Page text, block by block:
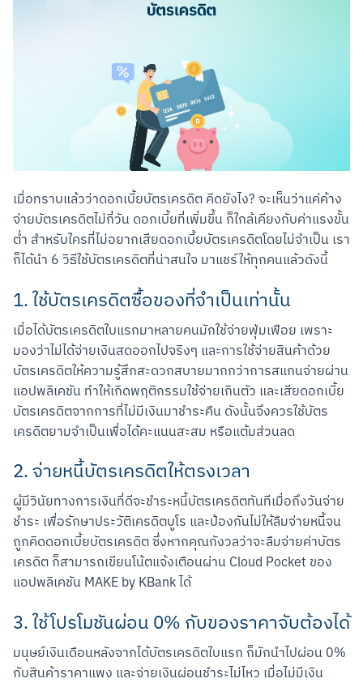
เมื่อทราบแล้วว่าดอกเบี้ยบัตรเครดิต คิดยังไง? จะเห็นว่าแค่ค้าง
จ่ายบัตรเครดิตไม่กี่วัน ดอกเบี้ยที่เพิ่มขึ้น ก็ใกล้เคียงกับค่าแรงขั้น
ต่ำ สำหรับใครที่ไม่อยากเสียดอกเบี้ยบัตรเครดิตโดยไม่จำเป็น เรา
ก็ได้นำ 6 วิธีใช้บัตรเครดิตที่น่าสนใจ มาแชร์ให้ทุกคนแล้วดังนี้
1. ใช้บัตรเครดิตซื้อของที่จำเป็นเท่านั้น
เมื่อได้บัตรเครดิตใบแรกมาหลายคนมักใช้จ่ายฟุ่มเฟือย เพราะ
มองว่าไม่ได้จ่ายเงินสดออกไปจริงๆ และการใช้จ่ายสินค้าด้วย
บัตรเครดิตให้ความรู้สึกสะดวกสบายมากกว่าการสแกนจ่ายผ่าน
แอปพลิเคชัน ทำให้เกิดพฤติกรรมใช้จ่ายเกินตัว และเสียดอกเบี้ย
บัตรเครดิตจากการที่ไม่มีเงินมาชำระคืน ดังนั้นจึงควรใช้บัตร
เครดิตยามจำเป็นเพื่อได้คะแนนสะสม หรือแต้มส่วนลด
2. จ่ายหนี้บัตรเครดิตให้ตรงเวลา
ผู้มีวินัยทางการเงินที่ดีจะชำระหนี้บัตรเครดิตทันทีเมื่อถึงวันจ่าย
ชำระ เพื่อรักษาประวัติเครดิตบูโร และป้องกันไม่ให้ลืมจ่ายหนี้จน
ถูกคิดดอกเบี้ยบัตรเครดิต ซึ่งหากคุณกังวลว่าจะลืมจ่ายค่าบัตร
เครดิต ก็สามารถเขียนโน้ตแจ้งเตือนผ่าน Cloud Pocket ของ
แอปพลิเคชัน MAKE by KBank ได้
3. ใช้โปรโมชันผ่อน 0% กับของราคาจับต้องได้
มนุษย์เงินเดือนหลังจากได้บัตรเครดิตใบแรก ก็มักนำไปผ่อน 0%
กับสินค้าราคาแพง และจ่ายเงินผ่อนชำระไม่ไหว เมื่อไม่มีเงิน